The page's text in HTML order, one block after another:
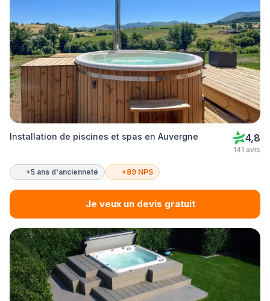
Installation de piscines et spas en Auvergne 4,8
141 avis
+5 ans d'ancienneté +89 NPS
Je veux un devis gratuit